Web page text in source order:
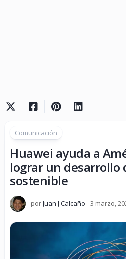
Comunicación
Huawei ayuda a
lograr un desarrollo
sostenible
porJuan J Calcaño 3 marzo,